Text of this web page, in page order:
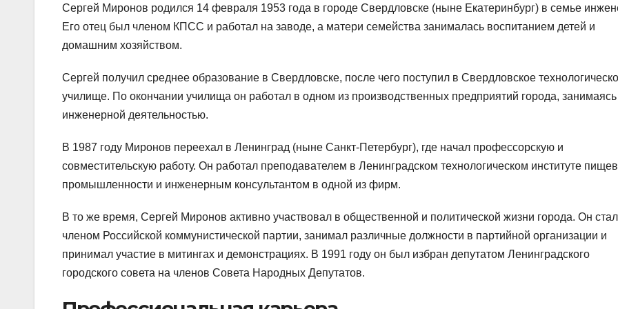
Сергей Миронов родился 14 февраля 1953 года в городе Свердловске (ныне Екатеринбург) в семье
Его отец был членом КПСС и работал на заводе, а матери семейства занималась воспитанием детей и
домашним хозяйством.
Сергей получил среднее образование в Свердловске, после чего поступил в Свердловское
училище. По окончании училища он работал в одном из производственных предприятий города, занимаясь
инженерной деятельностью.
В 1987 году Миронов переехал в Ленинград (ныне Санкт-Петербург), где начал профессорскую и
совместительскую работу. Он работал преподавателем в Ленинградском технологическом институте
промышленности и инженерным консультантом в одной из фирм.
В то же время, Сергей Миронов активно участвовал в общественной и политической жизни города. Он стал
членом Российской коммунистической партии, занимал различные должности в партийной организации и
принимал участие в митингах и демонстрациях. В 1991 году он был избран депутатом Ленинградского
городского совета на членов Совета Народных Депутатов.